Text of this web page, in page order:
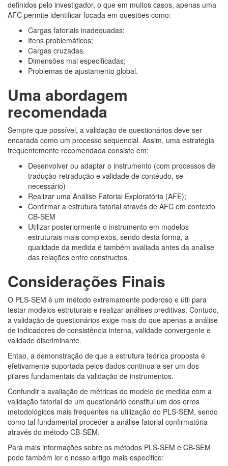
definidos pelo investigador, o que em muitos casos, apenas uma
AFC permite identificar focada em questões como:
Cargas fatoriais inadequadas;
Itens problemáticos;
Cargas cruzadas.
Dimensões mal especificadas;
Problemas de ajustamento global.
Uma abordagem
recomendada
Sempre que possível, a validação de questionários deve ser
encarada como um processo sequencial. Assim, uma estratégia
frequentemente recomendada consiste em:
Desenvolver ou adaptar o instrumento (com processos de
tradução-retradução e validade de contéudo, se
necessário)
Realizar uma Análise Fatorial Exploratória (AFE);
Confirmar a estrutura fatorial através de AFC em contexto
CB-SEM
Utilizar posteriormente o instrumento em modelos
estruturais mais complexos, sendo desta forma, a
qualidade da medida é também avaliada antes da análise
das relações entre constructos.
Considerações Finais
O PLS-SEM é um método extremamente poderoso e útil para
testar modelos estruturais e realizar análises preditivas. Contudo,
a validação de questionários exige mais do que apenas a análise
de indicadores de consistência interna, validade convergente e
validade discriminante.
Entao, a demonstração de que a estrutura teórica proposta é
efetivamente suportada pelos dados continua a ser um dos
pilares fundamentais da validação de instrumentos.
Confundir a avaliação de métricas do modelo de medida com a
validação fatorial de um questionário constitui um dos erros
metodológicos mais frequentes na utilização do PLS-SEM, sendo
como tal fundamental proceder a análise fatorial confirmatória
através do método CB-SEM.
Para mais informações sobre os métodos PLS-SEM e CB-SEM
pode também ler o nosso artigo mais especifico: